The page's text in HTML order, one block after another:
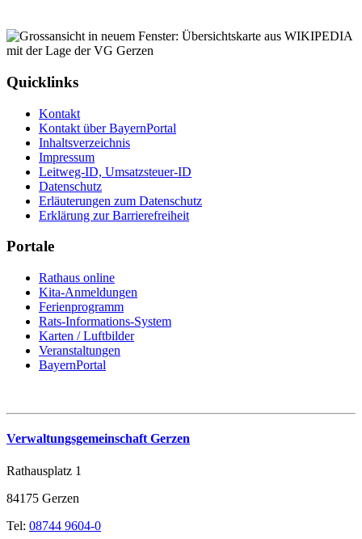
Quicklinks
Kontakt
Kontakt über BayernPortal
Inhaltsverzeichnis
Impressum
Leitweg-ID, Umsatzsteuer-ID
Datenschutz
Erläuterungen zum Datenschutz
Erklärung zur Barrierefreiheit
Portale
Rathaus online
Kita-Anmeldungen
Ferienprogramm
Rats-Informations-System
Karten / Luftbilder
Veranstaltungen
BayernPortal
Verwaltungsgemeinschaft Gerzen
Rathausplatz 1
84175 Gerzen
Tel: 08744 9604-0